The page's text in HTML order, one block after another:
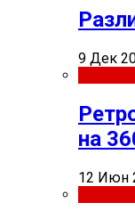
9 Дек
на
12 Июн